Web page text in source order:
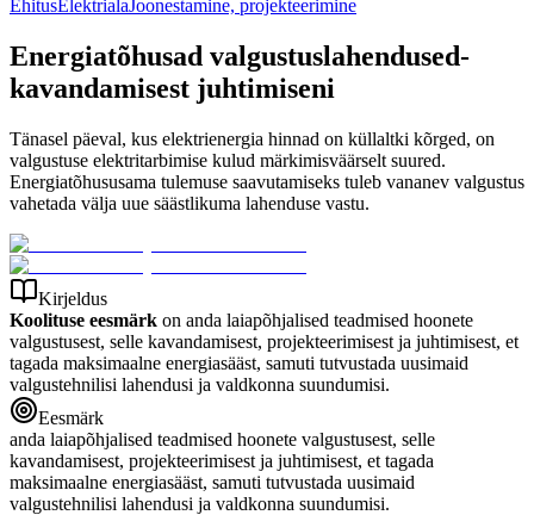
EhitusElektrialaJoonestamine, projekteerimine
Energiatõhusad valgustuslahendused-
kavandamisest juhtimiseni
Tänasel päeval, kus elektrienergia hinnad on küllaltki kõrged, on
valgustuse elektritarbimise kulud märkimisväärselt suured.
Energiatõhususama tulemuse saavutamiseks tuleb vananev valgustus
vahetada välja uue säästlikuma lahenduse vastu.
Kirjeldus
Koolituse eesmärk on anda laiapõhjalised teadmised hoonete
valgustusest, selle kavandamisest, projekteerimisest ja juhtimisest, et
tagada maksimaalne energiasääst, samuti tutvustada uusimaid
valgustehnilisi lahendusi ja valdkonna suundumisi.
Eesmärk
anda laiapõhjalised teadmised hoonete valgustusest, selle
kavandamisest, projekteerimisest ja juhtimisest, et tagada
maksimaalne energiasääst, samuti tutvustada uusimaid
valgustehnilisi lahendusi ja valdkonna suundumisi.